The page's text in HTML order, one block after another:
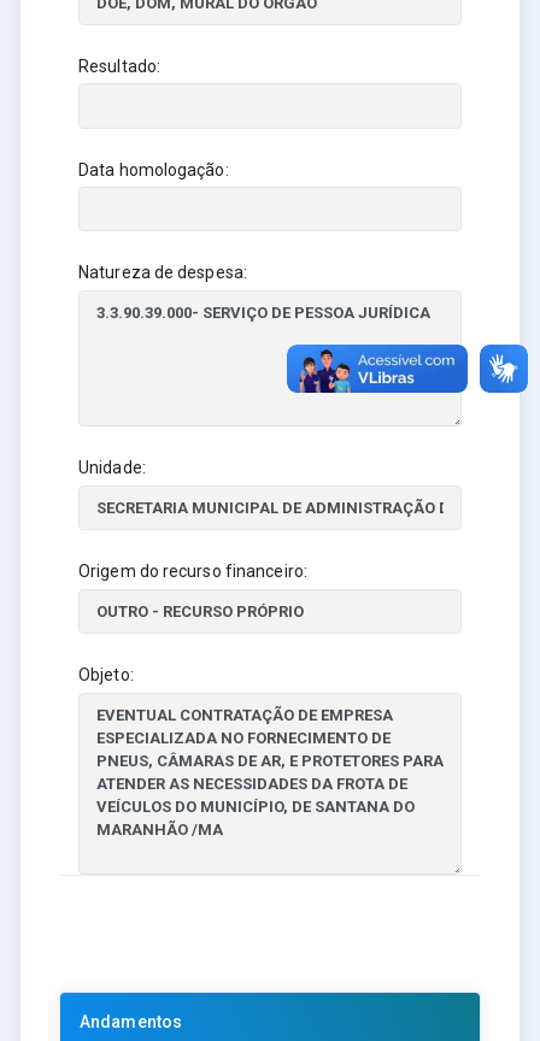
Resultado:
Data homologação:
Natureza de despesa:
Unidade:
Origem do recurso financeiro:
Objeto:
Andamentos